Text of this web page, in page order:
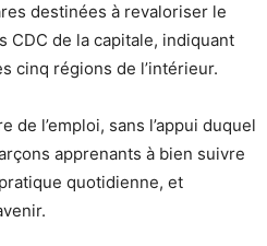
destinées à revaloriser le
CDC de la capitale, indiquant
cinq régions de l’intérieur.
l’emploi, sans l’appui duquel
apprenants à bien suivre
quotidienne, et